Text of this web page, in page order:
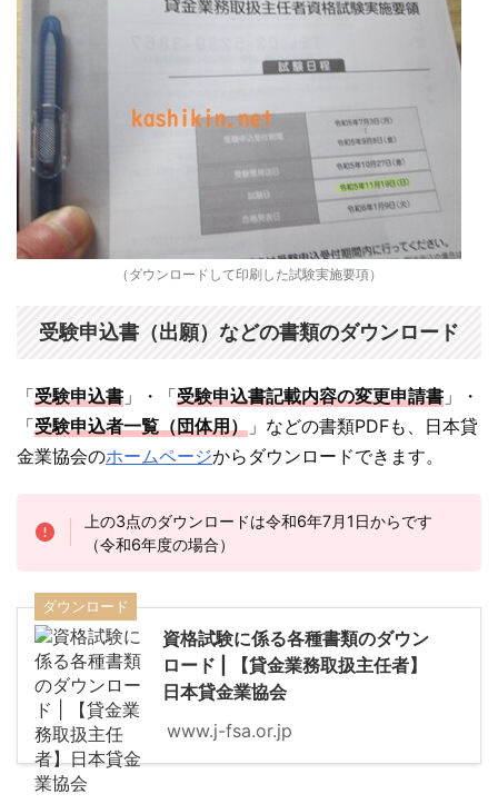
（ダウンロードして印刷した試験実施要項）
受験申込書（出願）などの書類のダウンロード
「受験申込書 」・「受験申込書記載内容の変更申請書 」・
「受験申込者一覧（団体用） 」などの書類PDFも、日本貸
金業協会のホームページからダウンロードできます。
上の3点のダウンロードは令和6年7月1日からです
（令和6年度の場合）
ダウンロード
資格試験に係る各種書類のダウン
ロード | 【貸金業務取扱主任者】
日本貸金業協会
www.j-fsa.or.jp